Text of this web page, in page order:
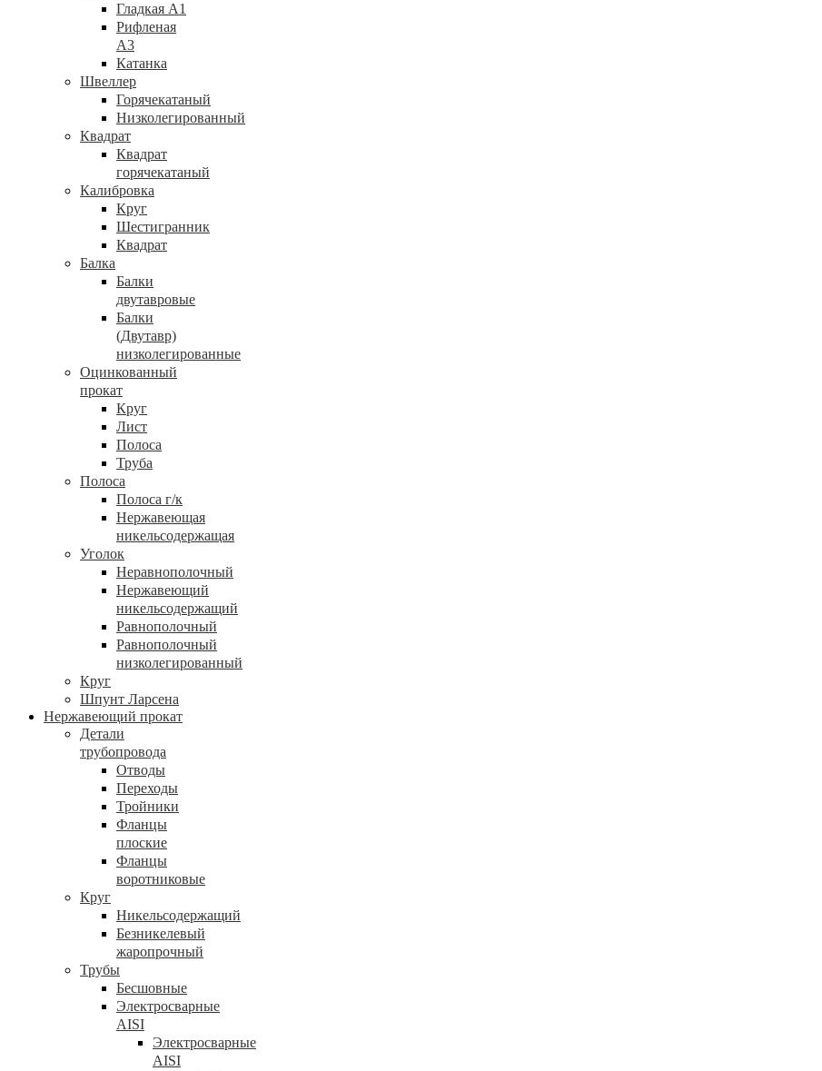
Гладкая А1
Рифленая
А3
Катанка
Швеллер
Горячекатаный
Низколегированный
Квадрат
Квадрат
горячекатаный
Калибровка
Круг
Шестигранник
Квадрат
Балка
Балки
двутавровые
Балки
(Двутавр)
низколегированные
Оцинкованный
прокат
Круг
Лист
Полоса
Труба
Полоса
Полоса г/к
Нержавеющая
никельсодержащая
Уголок
Неравнополочный
Нержавеющий
никельсодержащий
Равнополочный
Равнополочный
низколегированный
Круг
Шпунт Ларсена
Нержавеющий прокат
Детали
трубопровода
Отводы
Переходы
Тройники
Фланцы
плоские
Фланцы
воротниковые
Круг
Никельсодержащий
Безникелевый
жаропрочный
Трубы
Бесшовные
Электросварные
AISI
Электросварные
AISI